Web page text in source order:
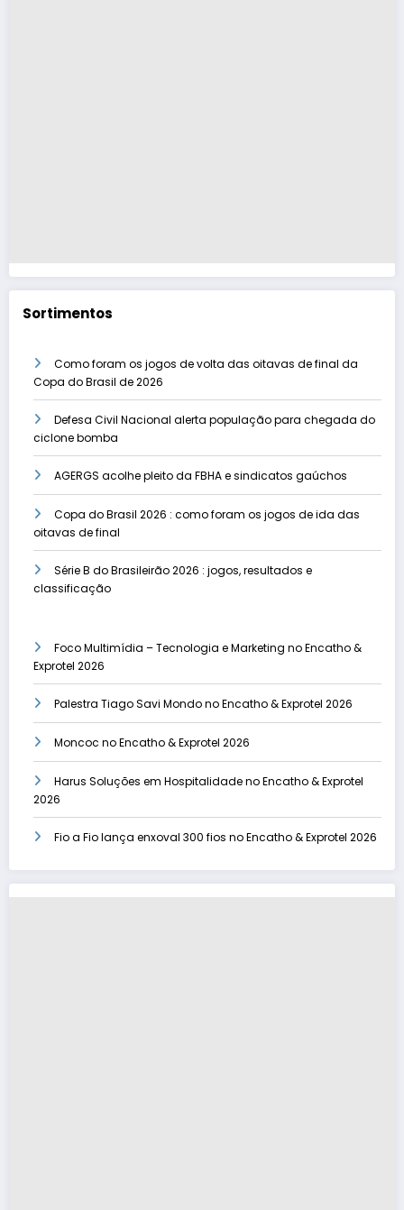
Sortimentos
Como foram os jogos de volta das oitavas de final da
Copa do Brasil de 2026
Defesa Civil Nacional alerta população para chegada do
ciclone bomba
AGERGS acolhe pleito da FBHA e sindicatos gaúchos
Copa do Brasil 2026 : como foram os jogos de ida das
oitavas de final
Série B do Brasileirão 2026 : jogos, resultados e
classificação
Foco Multimídia – Tecnologia e Marketing no Encatho &
Exprotel 2026
Palestra Tiago Savi Mondo no Encatho & Exprotel 2026
Moncoc no Encatho & Exprotel 2026
Harus Soluções em Hospitalidade no Encatho & Exprotel
2026
Fio a Fio lança enxoval 300 fios no Encatho & Exprotel 2026